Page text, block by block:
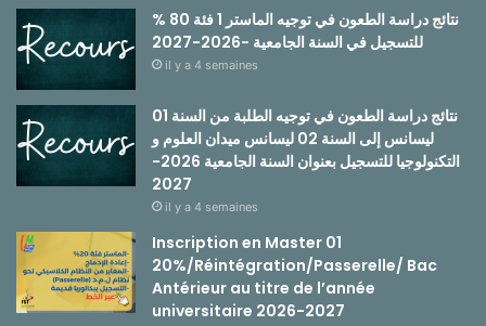
نتائج دراسة الطعون في توجيه الماستر 1 فئة 80 %
للتسجيل في السنة الجامعية -2026-2027
il y a 4 semaines
نتائج دراسة الطعون في توجيه الطلبة من السنة 01
ليسانس إلى السنة 02 ليسانس ميدان العلوم و
التكنولوجيا للتسجيل بعنوان السنة الجامعية 2026-
2027
il y a 4 semaines
Inscription en Master 01
20%/Réintégration/Passerelle/ Bac
Antérieur au titre de l’année
universitaire 2026-2027